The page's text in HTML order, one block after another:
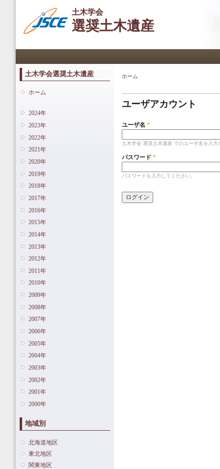
土木学会
選奨土木遺産
土木学会選奨土木遺産
ホーム
2024年
2023年
2022年
2021年
2020年
2019年
2018年
2017年
2016年
2015年
2014年
2013年
2012年
2011年
2010年
2009年
2008年
2007年
2006年
2005年
2004年
2003年
2002年
2001年
2000年
地域別
北海道地区
東北地区
関東地区
現在地
ホーム
ユーザアカウント
ユーザ名 *
土木学会 選奨土木遺産 でのユーザ名を入力
パスワード *
パスワードを入力してください。